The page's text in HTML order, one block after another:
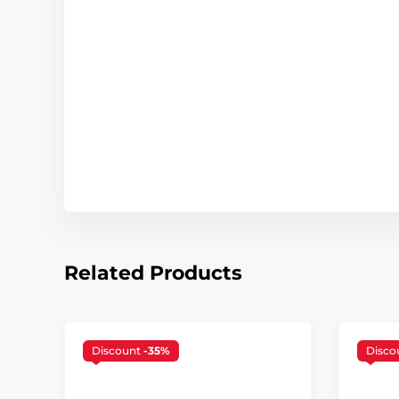
Related Products
Discount -35%